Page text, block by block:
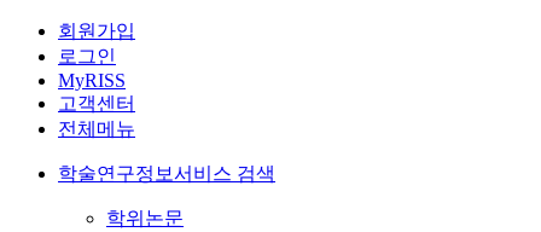
회원가입
로그인
MyRISS
고객센터
전체메뉴
학술연구정보서비스 검색
학위논문